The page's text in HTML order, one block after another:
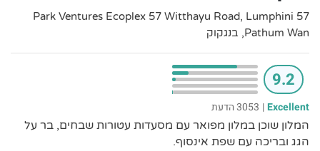
57 Park Ventures Ecoplex 57 Witthayu Road, Lumphini
Pathum Wan, בנגקוק
9.2
Excellent
| 3053 הדעת
המלון שוכן במלון מפואר עם מסעדות עטורות שבחים, בר על
הגג ובריכה עם שפת אינסוף.